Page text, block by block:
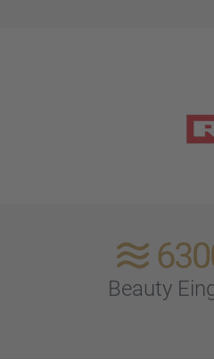
Beauty